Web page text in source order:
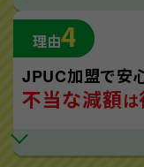
理由4
JPUC加盟で安
不当な減額は